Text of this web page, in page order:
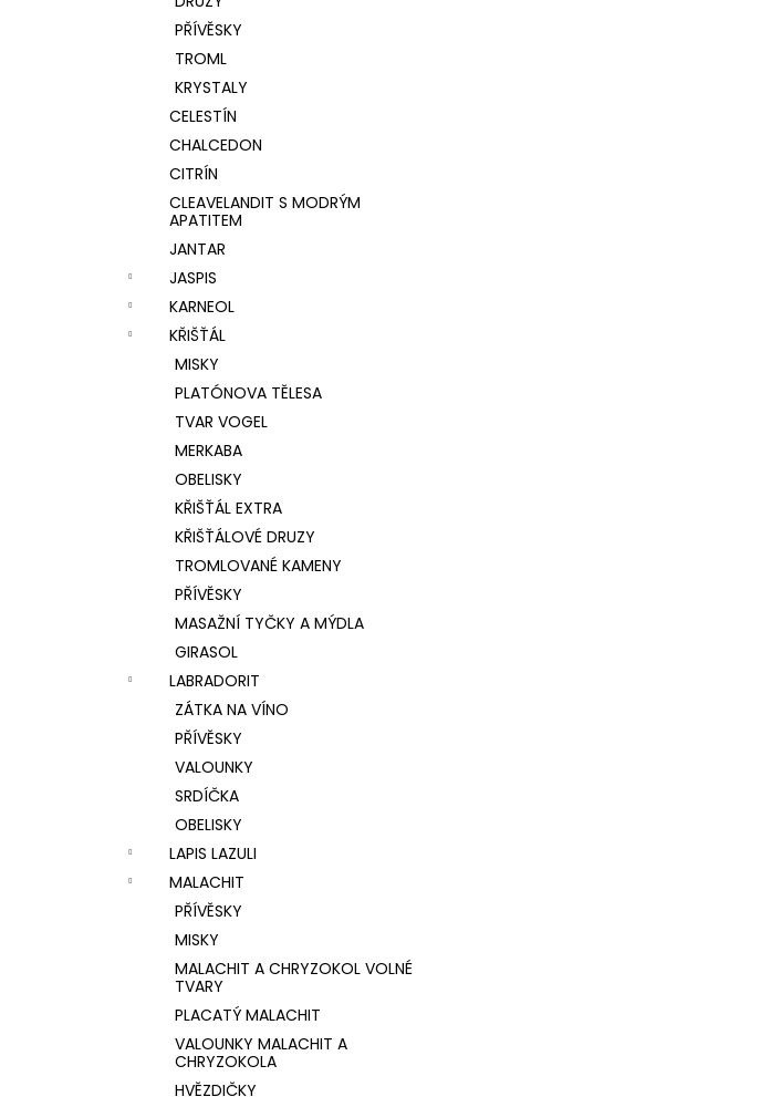
PŘÍVĚSKY
TROML
KRYSTALY
CELESTÍN
CHALCEDON
CITRÍN
CLEAVELANDIT S MODRÝM
APATITEM
JANTAR
JASPIS
KARNEOL
KŘIŠŤÁL
MISKY
PLATÓNOVA TĚLESA
TVAR VOGEL
MERKABA
OBELISKY
KŘIŠŤÁL EXTRA
KŘIŠŤÁLOVÉ DRUZY
TROMLOVANÉ KAMENY
PŘÍVĚSKY
MASAŽNÍ TYČKY A MÝDLA
GIRASOL
LABRADORIT
ZÁTKA NA VÍNO
PŘÍVĚSKY
VALOUNKY
SRDÍČKA
OBELISKY
LAPIS LAZULI
MALACHIT
PŘÍVĚSKY
MISKY
MALACHIT A CHRYZOKOL VOLNÉ
TVARY
PLACATÝ MALACHIT
VALOUNKY MALACHIT A
CHRYZOKOLA
HVĚZDIČKY